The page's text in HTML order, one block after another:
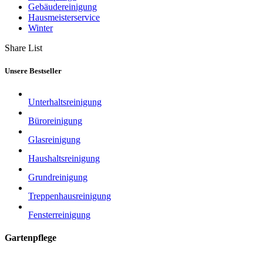
Gebäudereinigung
Hausmeisterservice
Winter
Share List
Unsere Bestseller
Unterhaltsreinigung
Büroreinigung
Glasreinigung
Haushaltsreinigung
Grundreinigung
Treppenhausreinigung
Fensterreinigung
Gartenpflege